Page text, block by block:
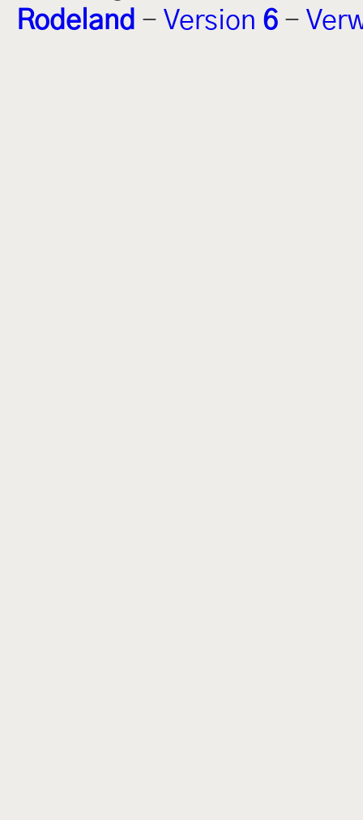
Rodeland - Version 6 -